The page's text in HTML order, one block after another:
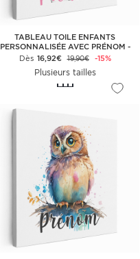
TABLEAU TOILE ENFANTS
PERSONNALISÉE AVEC PRÉNOM -
ÉLÉPHANTEAU
Dès 16,92€ 19,90€ -15%
Plusieurs tailles